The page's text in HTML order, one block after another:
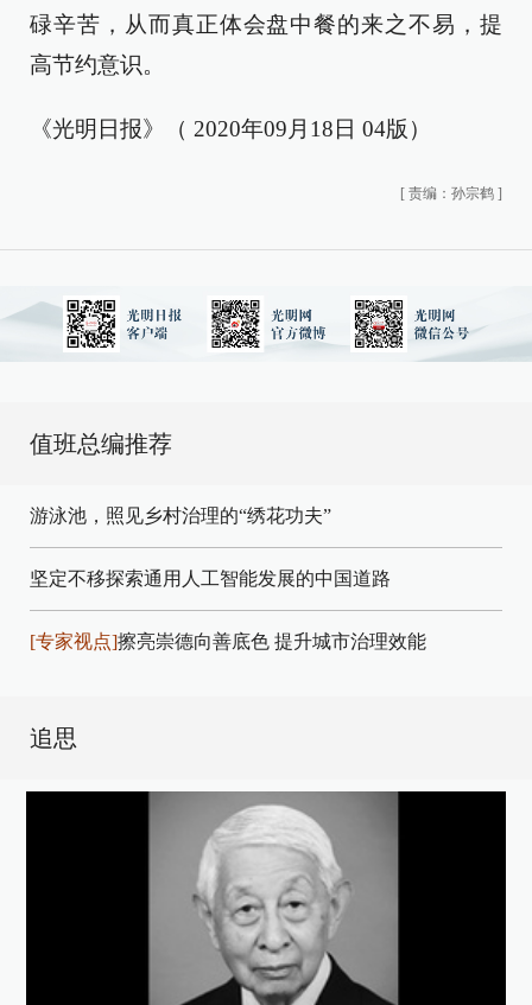
碌辛苦，从而真正体会盘中餐的来之不易，提
高节约意识。
《光明日报》（ 2020年09月18日 04版）
[ 责编：孙宗鹤 ]
值班总编推荐
游泳池，照见乡村治理的“绣花功夫”
坚定不移探索通用人工智能发展的中国道路
[专家视点]擦亮崇德向善底色 提升城市治理效能
追思